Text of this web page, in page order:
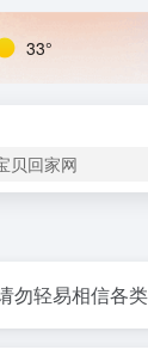
33°
贝回家网
勿轻易相信各